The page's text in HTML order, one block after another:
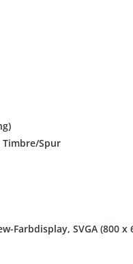
Timbre/Spur
Farbdisplay, SVGA (800 x